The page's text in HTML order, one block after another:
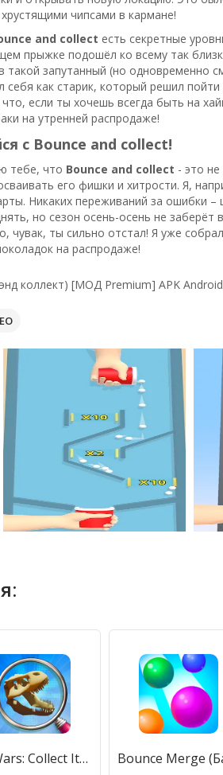
чипсами в кармане!
and collect есть секретные
прыжке подошёл ко всему так
запутанный (но одновременно
себя как старик, который решил
если ты хочешь всегда быть на
на утренней распродаже!
с Bounce and collect!
тебе, что Bounce and collect - это
его фишки и хитрости. Я,
Никаких переживаний за ошибки
но сезон осень-осень не заберёт
чувак, ты сильно отстал! Я уже
на распродаже!
коллект) [МОД Premium] APK Android
Bid Wars: Collect Items (Бид Варс 3) [МОД Много денег] APK Android